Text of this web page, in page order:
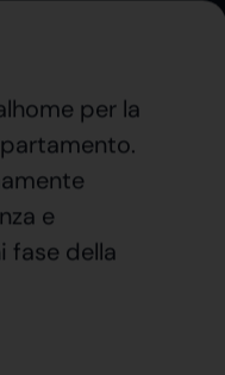
per la
e
fase della